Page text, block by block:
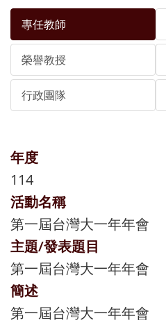
專任教師
榮譽教授
行政團隊
年度
114
活動名稱
第一屆台灣大一年年會
主題/發表題目
第一屆台灣大一年年會
簡述
第一屆台灣大一年年會